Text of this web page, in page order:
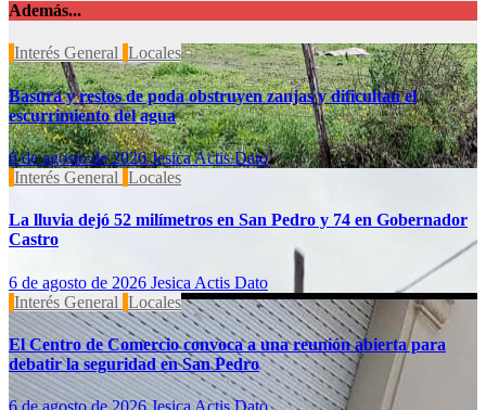
Además...
Interés General Locales
Basura y restos de poda obstruyen zanjas y dificultan el
escurrimiento del agua
6 de agosto de 2026Jesica Actis Dato
Interés General Locales
La lluvia dejó 52 milímetros en San Pedro y 74 en Gobernador
Castro
6 de agosto de 2026 Jesica Actis Dato
Interés General Locales
El Centro de Comercio convoca a una reunión abierta para
debatir la seguridad en San Pedro
6 de agosto de 2026Jesica Actis Dato